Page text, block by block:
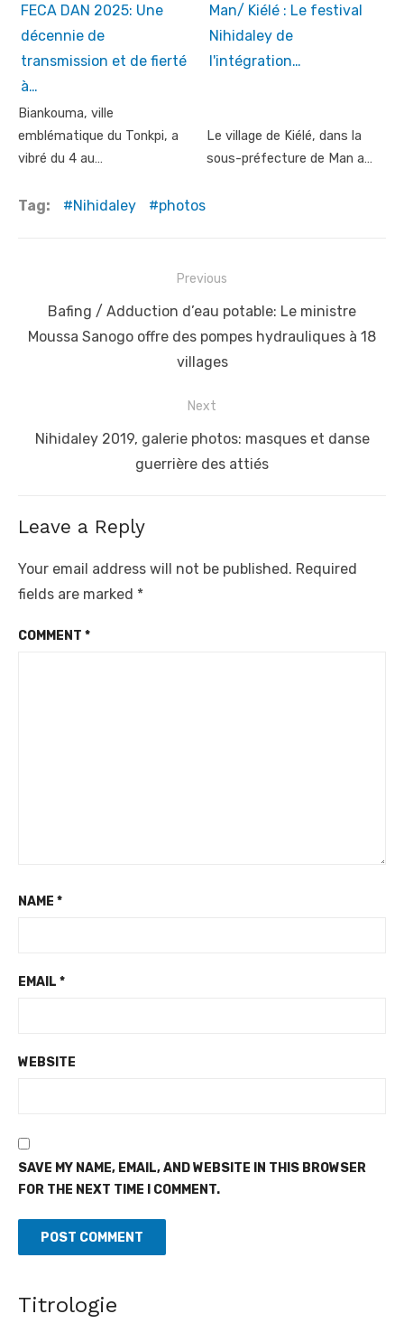
FECA DAN 2025: Une
décennie de
transmission et de fierté
à…
Biankouma, ville
emblématique du Tonkpi, a
vibré du 4 au…
Man/ Kiélé : Le festival
Nihidaley de
l'intégration…
Le village de Kiélé, dans la
sous-préfecture de Man a…
Tag: Nihidaley photos
navigation
Previous
Previous
post:
Bafing / Adduction d’eau potable: Le ministre
Moussa Sanogo offre des pompes hydrauliques à 18
villages
Next
Next
Nihidaley 2019, galerie photos: masques et danse
guerrière des attiés
Leave a Reply
Your email address will not be published. Required
fields are marked *
COMMENT *
NAME *
EMAIL *
WEBSITE
SAVE MY NAME, EMAIL, AND WEBSITE IN THIS BROWSER
FOR THE NEXT TIME I COMMENT.
Titrologie
Clôture de la première édition des Masterclass Luxar -